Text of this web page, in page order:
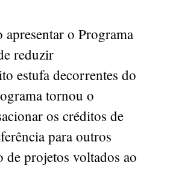
o Programa
reduzir
estufa decorrentes do
tornou o
os créditos de
para outros
de projetos voltados ao